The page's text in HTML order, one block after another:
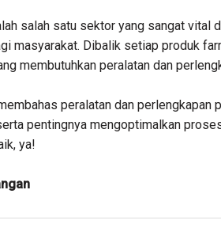
salah satu sektor yang sangat vital
masyarakat. Dibalik setiap produk
membutuhkan peralatan dan
peralatan dan perlengkapan
pentingnya mengoptimalkan
ya!